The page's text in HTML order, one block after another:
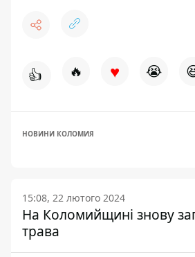
👍 🔥 ♥ 😭
НОВИНИ КОЛОМИЯ
15:08, 22 лютого 2024
На Коломийщині знову
трава